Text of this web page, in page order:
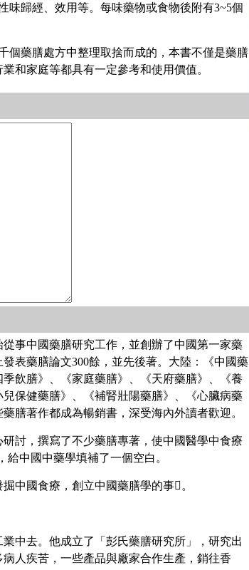
歸經、效用等。每味藥物或食物後附有3~5個
藥膳處方中整理取捨而成的，本書不僅是藥膳
和家庭等都具有一定參考和使用價值。
事中國藥膳研究工作，並創辦了中國第一家藥
表藥膳論文300餘，並先後著。大陸：《中國藥
飲膳》、《家庭藥膳》、《天府藥膳》、《養
保健藥膳》、《補腎壯陽藥膳》、《心臟病藥
膳著作都成為暢銷書，深受海內外讀者歡迎。
討，撰寫了不少藥膳專著，使中國醫學中食療
中國中藥學填補了一個空白。
中國食療，創立中國藥膳學的事。
中去。他成立了「彭氏藥膳研究所」，研究出
人疾苦，一些產品與廠家合作生產，銷往香